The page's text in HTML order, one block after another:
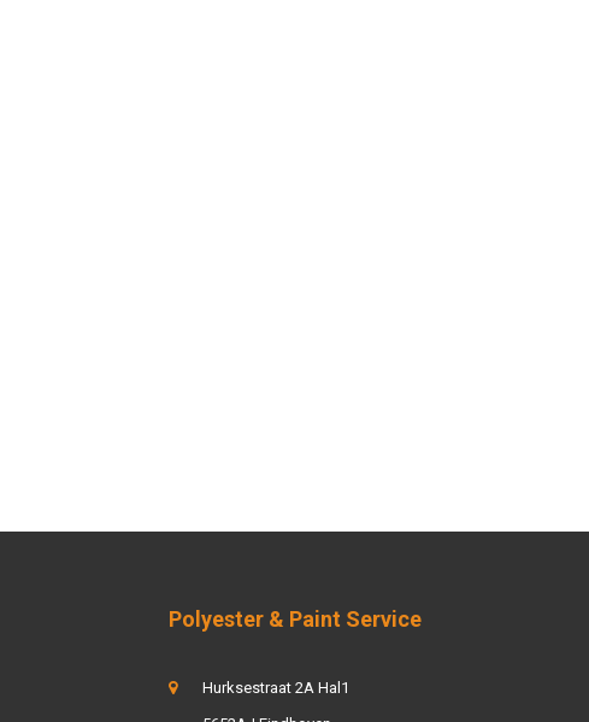
Polyester & Paint Service
Hurksestraat 2A Hal1